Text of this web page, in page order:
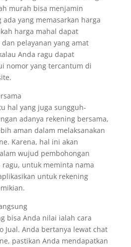
murah bisa menjamin
ada yang memasarkan harga
harga mahal dapat
pelayanan yang amat
Anda ragu dapat
nomor yang tercantum di
hal yang juga sungguh-
adanya rekening bersama,
aman dalam melaksanakan
Karena, hal ini akan
wujud pembohongan
ragu, untuk meminta nama
untuk rekening
bisa Anda nilai ialah cara
Jual. Anda bertanya lewat chat
pastikan Anda mendapatkan